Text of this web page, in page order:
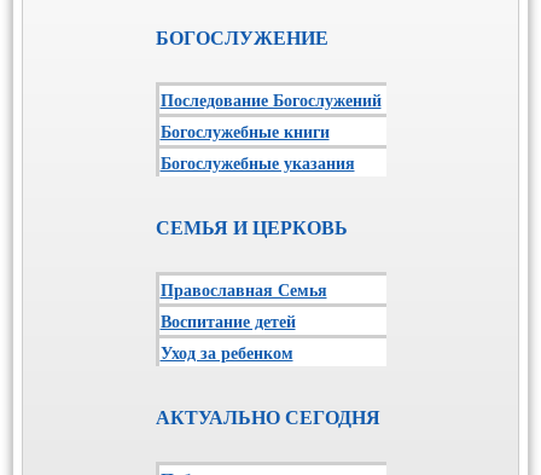
БОГОСЛУЖЕНИЕ
Последование Богослужений
Богослужебные книги
Богослужебные указания
СЕМЬЯ И ЦЕРКОВЬ
Православная Семья
Воспитание детей
Уход за ребенком
АКТУАЛЬНО СЕГОДНЯ